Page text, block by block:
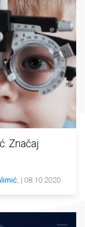
Značaj
, | 08.10.2020